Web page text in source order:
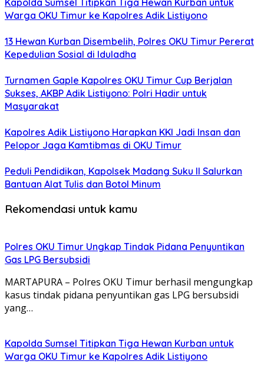
Kapolda Sumsel Titipkan Tiga Hewan Kurban untuk
Warga OKU Timur ke Kapolres Adik Listiyono
13 Hewan Kurban Disembelih, Polres OKU Timur Pererat
Kepedulian Sosial di Iduladha
Turnamen Gaple Kapolres OKU Timur Cup Berjalan
Sukses, AKBP Adik Listiyono: Polri Hadir untuk
Masyarakat
Kapolres Adik Listiyono Harapkan KKI Jadi Insan dan
Pelopor Jaga Kamtibmas di OKU Timur
Peduli Pendidikan, Kapolsek Madang Suku II Salurkan
Bantuan Alat Tulis dan Botol Minum
Rekomendasi untuk kamu
Polres OKU Timur Ungkap Tindak Pidana Penyuntikan
Gas LPG Bersubsidi
MARTAPURA – Polres OKU Timur berhasil mengungkap
kasus tindak pidana penyuntikan gas LPG bersubsidi
yang…
Kapolda Sumsel Titipkan Tiga Hewan Kurban untuk
Warga OKU Timur ke Kapolres Adik Listiyono